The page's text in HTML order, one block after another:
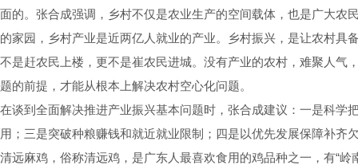
面的。张合成强调，乡村不仅是农业生产的空间载体，也是广大农
的家园，乡村产业是近两亿人就业的产业。乡村振兴，是让农村具
不是赶农民上楼，更不是崔农民进城。没有产业的农村，难聚人气
题的前提，才能从根本上解决农村空心化问题。
在谈到全面解决推进产业振兴基本问题时，张合成建议：一是科学
用；三是突破种粮赚钱和就近就业限制；四是以优先发展保障补齐
清远麻鸡，俗称清远鸡，是广东人最喜欢食用的鸡品种之一，有“